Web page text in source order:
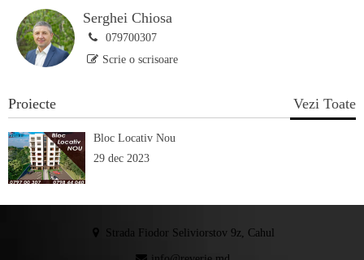
Serghei Chiosa
079700307
Scrie o scrisoare
Proiecte Vezi Toate
Bloc Locativ Nou
29 dec 2023
Strada Fiodor Seliviorstov 9z, Cahul